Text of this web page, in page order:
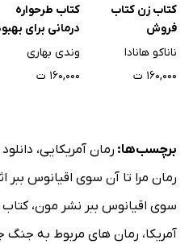
کتاب زن کتاب
فروش
ناناکو هانادا
۱۶۰,۰۰۰ ت
کتاب طرحواره
درمانی برای
مهارت‌های
وندی بهاری
۱۶۰,۰۰۰ ت
برچسب‌ها: رمان آمریکایی،
رمان مرا تا آن سوی اقیانوس ببر
سوی اقیانوس ببر نشر مون،
آمریکا، رمان های مربوط به جنگ